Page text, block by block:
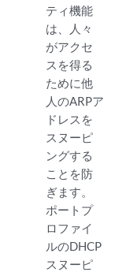
ティ機能
は、人々
がアクセ
スを得る
ために他
人のARPア
ドレスを
スヌーピ
ングする
ことを防
ぎます。
ポートプ
ロファイ
ルのDHCP
スヌーピ